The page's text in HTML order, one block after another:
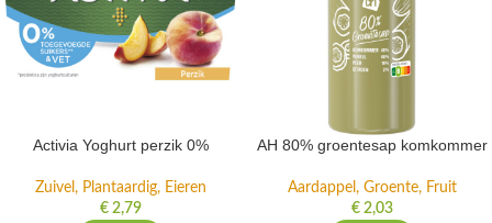
Activia Yoghurt perzik 0%
Zuivel, Plantaardig, Eieren
€2,79
AH 80% groentesap komkommer
Aardappel, Groente, Fruit
€2,03